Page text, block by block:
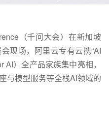
（千问大会） 在新加坡
现场， 阿里云专有云携“AI
AI）全产品家族集中亮相，
与模型服务等全栈AI领域的